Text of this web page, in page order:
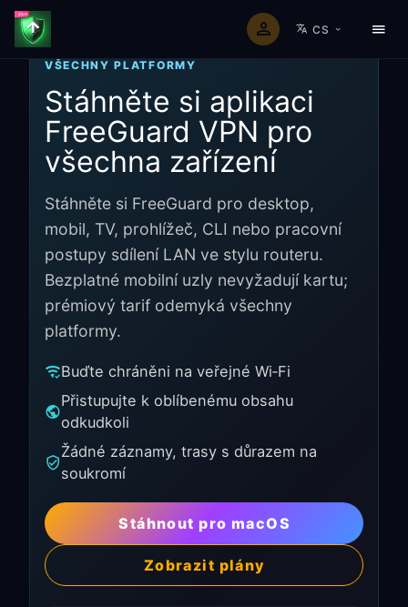
CS
VŠECHNY PLATFORMY
Stáhněte si aplikaci
FreeGuard VPN pro
všechna zařízení
Stáhněte si FreeGuard pro desktop,
mobil, TV, prohlížeč, CLI nebo pracovní
postupy sdílení LAN ve stylu routeru.
Bezplatné mobilní uzly nevyžadují kartu;
prémiový tarif odemyká všechny
platformy.
Buďte chráněni na veřejné Wi‑Fi
Přistupujte k oblíbenému obsahu
odkudkoli
Žádné záznamy, trasy s důrazem na
soukromí
Stáhnout pro macOS
Zobrazit plány